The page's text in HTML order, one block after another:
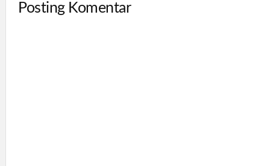
Posting Komentar